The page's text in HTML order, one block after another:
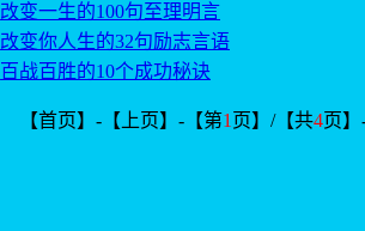
改变一生的100句至理明言
改变你人生的32句励志言语
百战百胜的10个成功秘诀
【首页】-【上页】-【第1 页】/【共4页